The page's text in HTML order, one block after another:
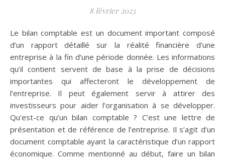
8 février 2023
Le bilan comptable est un document important composé
d’un rapport détaillé sur la réalité financière d’une
entreprise à la fin d’une période donnée. Les informations
qu’il contient servent de base à la prise de décisions
importantes qui affecteront le développement de
l’entreprise. Il peut également servir à attirer des
investisseurs pour aider l’organisation à se développer.
Qu’est-ce qu’un bilan comptable ? C’est une lettre de
présentation et de référence de l’entreprise. Il s’agit d’un
document comptable ayant la caractéristique d’un rapport
économique. Comme mentionné au début, faire un bilan